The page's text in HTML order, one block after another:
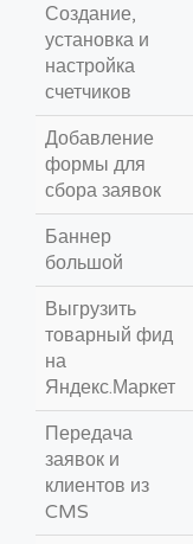
Создание,
установка и
настройка
счетчиков
Добавление
формы для
сбора заявок
Баннер
большой
Выгрузить
товарный фид
на
Яндекс.Маркет
Передача
заявок и
клиентов из
CMS